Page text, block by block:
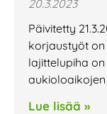
20.3.2023
Päivitetty
korjaustyöt
lajittelupiha
Lue lisää »